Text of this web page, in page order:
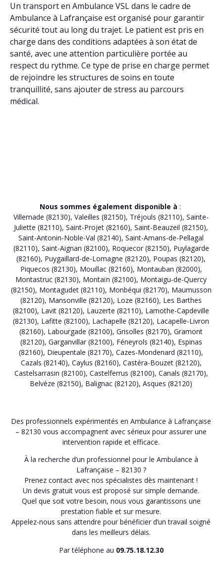
Un transport en Ambulance VSL dans le cadre de
Ambulance à Lafrançaise est organisé pour garantir
sécurité tout au long du trajet. Le patient est pris en
charge dans des conditions adaptées à son état de
santé, avec une attention particulière portée au
respect du rythme. Ce type de prise en charge permet
de rejoindre les structures de soins en toute
tranquillité, sans ajouter de stress au parcours
médical.
Nous sommes également disponible à :
Villemade (82130), Valeilles (82150), Tréjouls (82110), Sainte-
Juliette (82110), Saint-Projet (82160), Saint-Beauzeil (82150),
Saint-Antonin-Noble-Val (82140), Saint-Amans-de-Pellagal
(82110), Saint-Aignan (82100), Roquecor (82150), Puylagarde
(82160), Puygaillard-de-Lomagne (82120), Poupas (82120),
Piquecos (82130), Mouillac (82160), Montauban (82000),
Montastruc (82130), Montaïn (82100), Montaigu-de-Quercy
(82150), Montagudet (82110), Monbéqui (82170), Maumusson
(82120), Mansonville (82120), Loze (82160), Les Barthes
(82100), Lavit (82120), Lauzerte (82110), Lamothe-Capdeville
(82130), Lafitte (82100), Lachapelle (82120), Lacapelle-Livron
(82160), Labourgade (82100), Grisolles (82170), Gramont
(82120), Garganvillar (82100), Féneyrols (82140), Espinas
(82160), Dieupentale (82170), Cazes-Mondenard (82110),
Cazals (82140), Caylus (82160), Castéra-Bouzet (82120),
Castelsarrasin (82100), Castelferrus (82100), Canals (82170),
Belvèze (82150), Balignac (82120), Asques (82120)
Des professionnels expérimentés en Ambulance à Lafrançaise
– 82130 vous accompagnent avec sérieux pour assurer une
intervention rapide et efficace.
À la recherche d’un professionnel pour le Ambulance à
Lafrançaise – 82130 ?
Prenez contact avec nos spécialistes dès maintenant !
Un devis gratuit vous est proposé sur simple demande.
Quel que soit votre besoin, nous vous garantissons une
prestation fiable et sur mesure.
Appelez-nous sans attendre pour bénéficier d’un travail soigné
dans les meilleurs délais.
Par téléphone au 09.75.18.12.30